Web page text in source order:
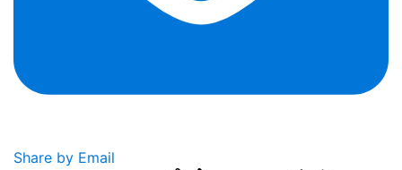
Share by Email